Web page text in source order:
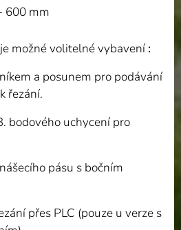
600 mm
je možné volitelné vybavení:
a posunem pro podávání
řezání.
bodového uchycení pro
pásu s bočním
přes PLC (pouze u verze s